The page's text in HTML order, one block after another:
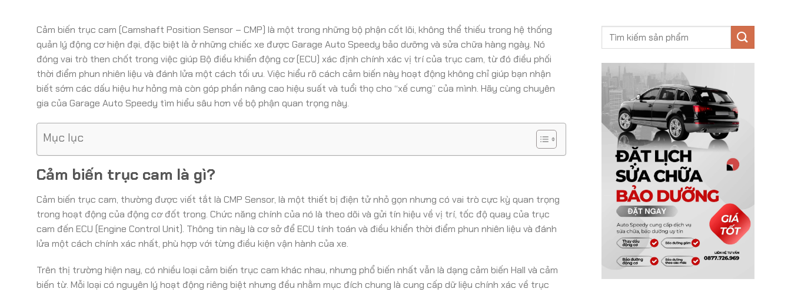
Cảm biến trục cam (Camshaft Position Sensor – CMP) là một trong những bộ phận cốt lõi, không thể thiếu trong hệ thống
quản lý động cơ hiện đại, đặc biệt là ở những chiếc xe được Garage Auto Speedy bảo dưỡng và sửa chữa hàng ngày. Nó
đóng vai trò then chốt trong việc giúp Bộ điều khiển động cơ (ECU) xác định chính xác vị trí của trục cam, từ đó điều phối
thời điểm phun nhiên liệu và đánh lửa một cách tối ưu. Việc hiểu rõ cách cảm biến này hoạt động không chỉ giúp bạn nhận
biết sớm các dấu hiệu hư hỏng mà còn góp phần nâng cao hiệu suất và tuổi thọ cho “xế cưng” của mình. Hãy cùng chuyên
gia của Garage Auto Speedy tìm hiểu sâu hơn về bộ phận quan trọng này.
Mục lục
Cảm biến trục cam là gì?
Cảm biến trục cam, thường được viết tắt là CMP Sensor, là một thiết bị điện tử nhỏ gọn nhưng có vai trò cực kỳ quan trọng
trong hoạt động của động cơ đốt trong. Chức năng chính của nó là theo dõi và gửi tín hiệu về vị trí, tốc độ quay của trục
cam đến ECU (Engine Control Unit). Thông tin này là cơ sở để ECU tính toán và điều khiển thời điểm phun nhiên liệu và đánh
lửa một cách chính xác nhất, phù hợp với từng điều kiện vận hành của xe.
Trên thị trường hiện nay, có nhiều loại cảm biến trục cam khác nhau, nhưng phổ biến nhất vẫn là dạng cảm biến Hall và cảm
biến từ. Mỗi loại có nguyên lý hoạt động riêng biệt nhưng đều nhằm mục đích chung là cung cấp dữ liệu chính xác về trục